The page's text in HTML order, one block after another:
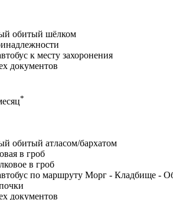
обитый шёлком
к месту захоронения
документов
*
обитый атласом/бархатом
в гроб
в гроб
по маршруту Морг - Кладбище -
документов